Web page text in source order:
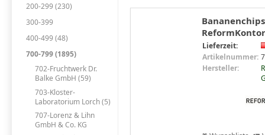
200-299 (230)
300-399
400-499 (48)
700-799 (1895)
702-Fruchtwerk Dr.
Balke GmbH (59)
703-Kloster-
Laboratorium Lorch (5)
707-Lorenz & Lihn
GmbH & Co. KG
Lieferzeit:
Artikelnummer:
Hersteller: